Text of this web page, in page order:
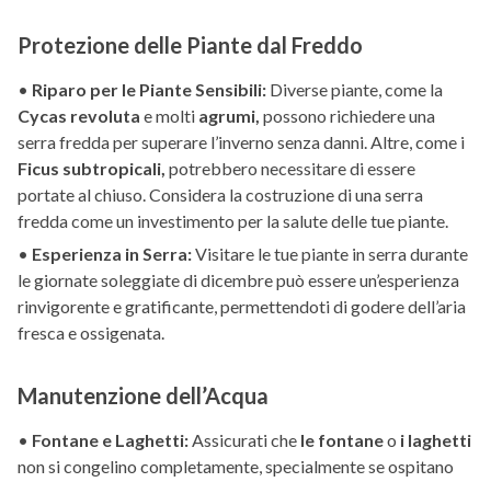
Protezione delle Piante dal Freddo
• Riparo per le Piante Sensibili: Diverse piante, come la
Cycas revoluta e molti agrumi, possono richiedere una
serra fredda per superare l’inverno senza danni. Altre, come i
Ficus subtropicali, potrebbero necessitare di essere
portate al chiuso. Considera la costruzione di una serra
fredda come un investimento per la salute delle tue piante.
• Esperienza in Serra:Visitare le tue piante in serra durante
le giornate soleggiate di dicembre può essere un’esperienza
rinvigorente e gratificante, permettendoti di godere dell’aria
fresca e ossigenata.
Manutenzione dell’Acqua
• Fontane e Laghetti: Assicurati che le fontaneo i laghetti
non si congelino completamente, specialmente se ospitano